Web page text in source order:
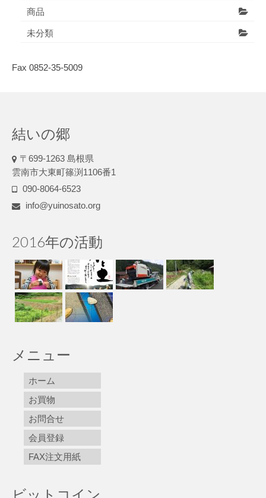
商品
未分類
Fax 0852-35-5009
結いの郷
〒699-1263 島根県
雲南市大東町篠渕1106番1
090-8064-6523
info@yuinosato.org
2016年の活動
メニュー
ホーム
お買物
お問合せ
会員登録
FAX注文用紙
ビットコイン